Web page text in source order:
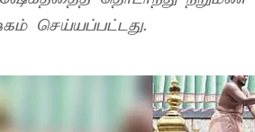
செய்யப்பட்டது.